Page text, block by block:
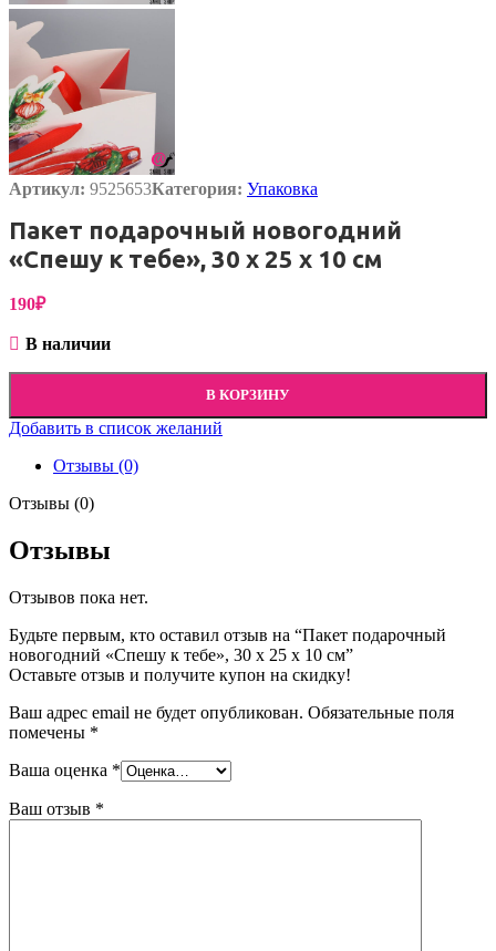
Артикул: 9525653Категория: Упаковка
Пакет подарочный новогодний
«Спешу к тебе», 30 х 25 х 10 см
190₽
В наличии
В КОРЗИНУ
Добавить в список желаний
Отзывы (0)
Отзывы (0)
Отзывы
Отзывов пока нет.
Будьте первым, кто оставил отзыв на “Пакет подарочный
новогодний «Спешу к тебе», 30 х 25 х 10 см”
Оставьте отзыв и получите купон на скидку!
Ваш адрес email не будет опубликован. Обязательные поля
помечены *
Ваша оценка *
Ваш отзыв *